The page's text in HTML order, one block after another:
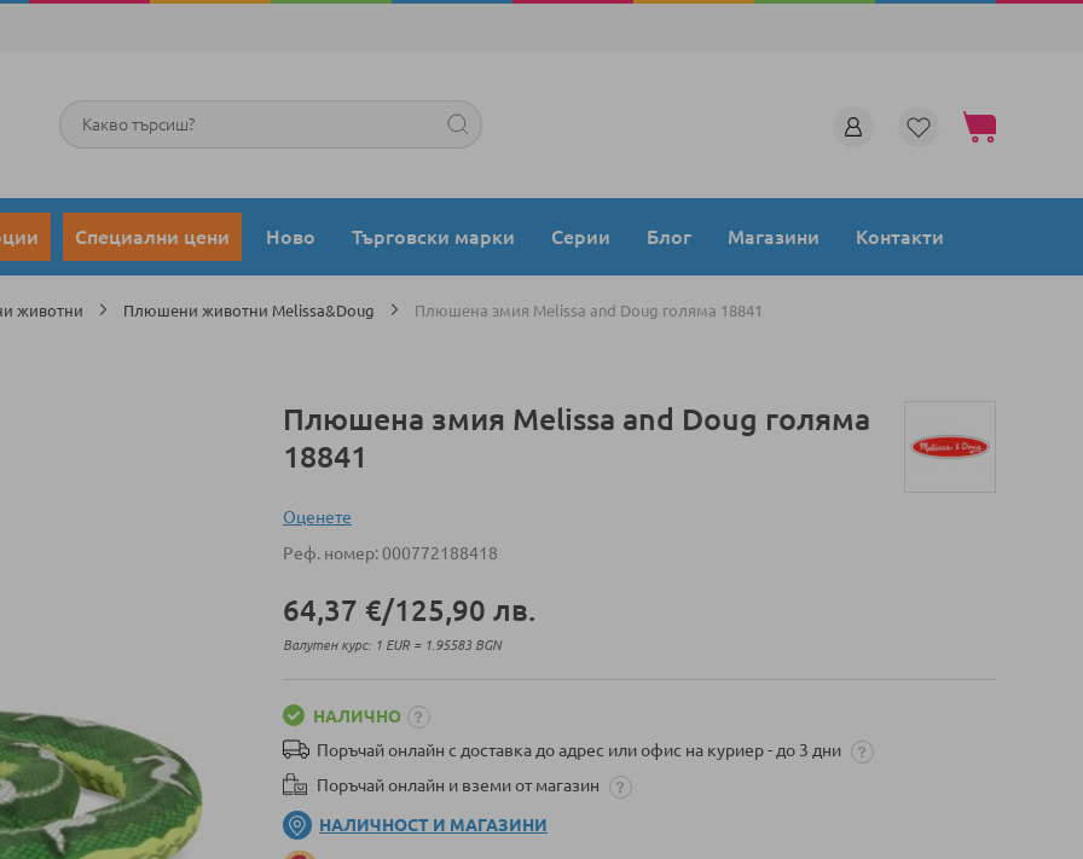
Моята количка
Търсене
Специални цени Ново Търговски марки Серии Блог Магазини Контакти
животни Плюшени животни Melissa&Doug Плюшена змия Melissa and Doug голяма 18841
Плюшена змия Melissa and Doug голяма
18841
Оценeте
Реф. номер 000772188418
64,37 €/125,90 лв.
Валутен курс: 1 EUR = 1.95583 BGN
НАЛИЧНО
Поръчай онлайн с доставка до адрес или офис на куриер - до 3 дни
Поръчай онлайн и вземи от магазин
НАЛИЧНОСТ И МАГАЗИНИ